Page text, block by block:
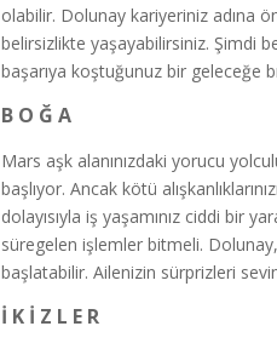
olabilir. Dolunay kariyeriniz adına
belirsizlikte yaşayabilirsiniz. Şimdi
başarıya koştuğunuz bir geleceğe
B O Ğ A
Mars aşk alanınızdaki yorucu
başlıyor. Ancak kötü
dolayısıyla iş yaşamınız ciddi bir
süregelen işlemler bitmeli. Dolunay,
başlatabilir. Ailenizin sürprizleri
İ K İ Z L E R